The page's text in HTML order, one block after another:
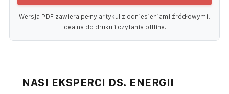
Wersja PDF zawiera pełny artykuł z odniesieniami źródłowymi.
Idealna do druku i czytania offline.
NASI EKSPERCI DS. ENERGII